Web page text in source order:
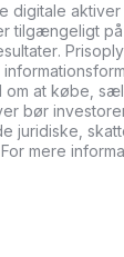
digitale
tilgængeligt
at købe,
bør
juridiske,
mere